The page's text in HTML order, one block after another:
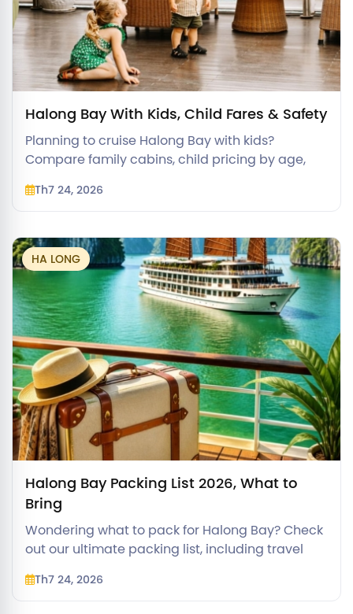
Halong Bay With Kids, Child Fares & Safety
Planning to cruise Halong Bay with kids?
Compare family cabins, child pricing by age,
stress-free trip.
Th7 24, 2026
HA LONG
Halong Bay Packing List 2026, What to
Bring
Wondering what to pack for Halong Bay? Check
out our ultimate packing list, including travel
vacation.
Th7 24, 2026